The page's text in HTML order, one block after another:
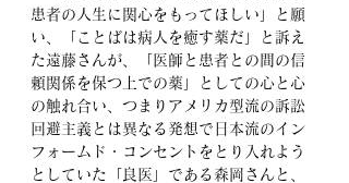
患者の人生に関心をもってほしい」と願
い、「ことばは病人を癒す薬だ」と訴え
た遠藤さんが、「医師と患者との間の信
頼関係を保つ上での薬」としての心と心
の触れ合い、つまりアメリカ型流の訴訟
回避主義とは異なる発想で日本流のイン
フォームド・コンセントをとり入れよう
としていた「良医」である森岡さんと、